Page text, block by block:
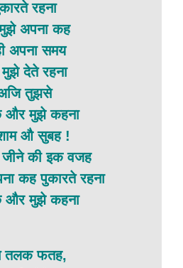
रहना
अपना कह
अपना समय
देते रहना
तुझसे
मुझे कहना
औ सुबह !
की इक वजह
कह पुकारते रहना
मुझे कहना
तलक फतह,